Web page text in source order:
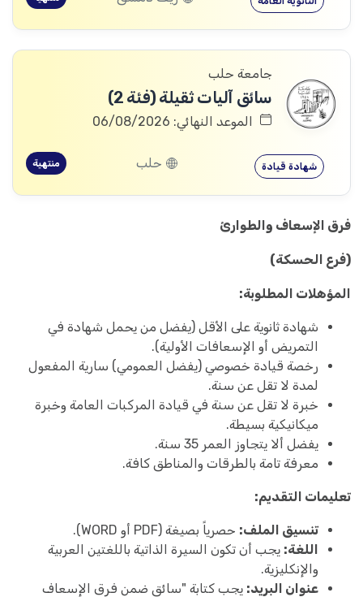
جامعة حلب
سائق آليات ثقيلة (فئة 2)
الموعد النهائي: 06/08/2026
شهادة قيادة حلب منتهية
فرق الإسعاف والطوارئ
(فرع الحسكة)
المؤهلات المطلوبة:
شهادة ثانوية على الأقل (يفضل من يحمل شهادة في
التمريض أو الإسعافات الأولية).
رخصة قيادة خصوصي (يفضل العمومي) سارية المفعول
لمدة لا تقل عن سنة.
خبرة لا تقل عن سنة في قيادة المركبات العامة وخبرة
ميكانيكية بسيطة.
يفضل ألا يتجاوز العمر 35 سنة.
معرفة تامة بالطرقات والمناطق كافة.
تعليمات التقديم:
تنسيق الملف: حصرياً بصيغة (PDF أو WORD).
اللغة: يجب أن تكون السيرة الذاتية باللغتين العربية
والإنكليزية.
عنوان البريد: يجب كتابة "سائق ضمن فرق الإسعاف